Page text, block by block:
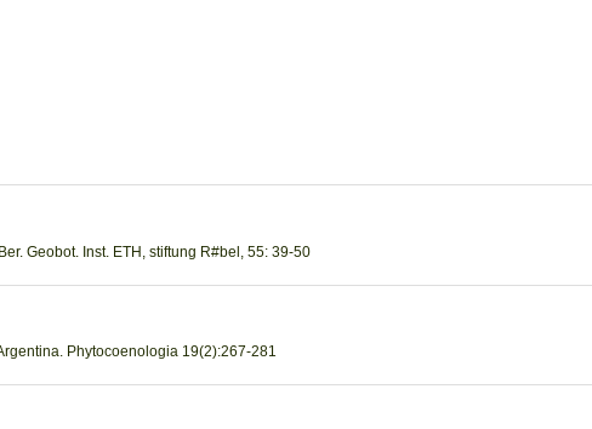
Geobot. Inst. ETH, stiftung R#bel, 55: 39-50
Phytocoenologia 19(2):267-281